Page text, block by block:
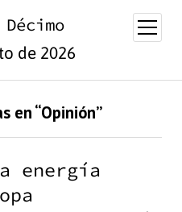
Décimo
de 2026
abrir
menú
en “Opinión”
energía